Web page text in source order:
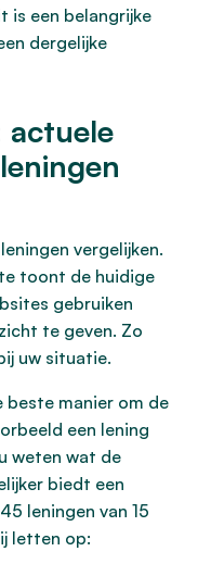
is een belangrijke
dergelijke
actuele
vergelijken.
toont de huidige
gebruiken
te geven. Zo
uw situatie.
beste manier om de
een lening
weten wat de
biedt een
leningen van 15
letten op: